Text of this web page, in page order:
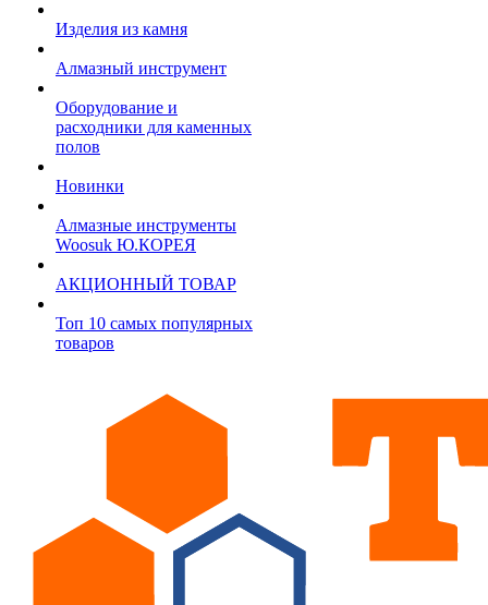
Изделия из камня
Алмазный инструмент
Оборудование и
расходники для каменных
полов
Новинки
Алмазные инструменты
Woosuk Ю.КОРЕЯ
АКЦИОННЫЙ ТОВАР
Топ 10 самых популярных
товаров